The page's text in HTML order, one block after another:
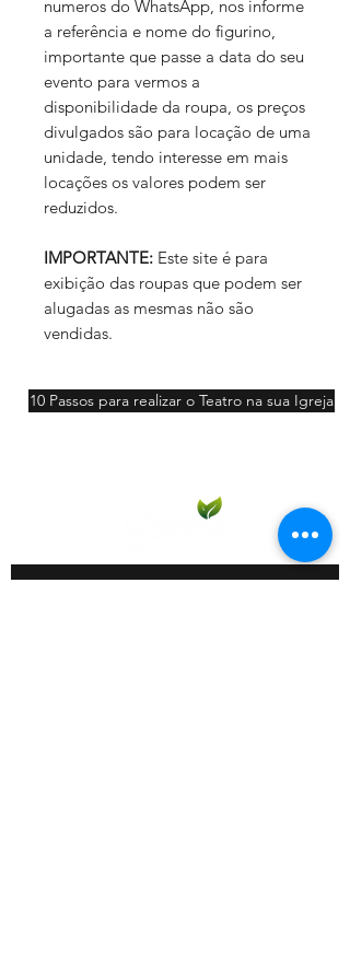
numeros do WhatsApp, nos informe
a referência e nome do figurino,
importante que passe a data do seu
evento para vermos a
disponibilidade da roupa, os preços
divulgados são para locação de uma
unidade, tendo interesse em mais
locações os valores podem ser
reduzidos.
IMPORTANTE: Este site é para
exibição das roupas que podem ser
alugadas as mesmas não são
vendidas.
10 Passos para realizar o Teatro na sua Igreja